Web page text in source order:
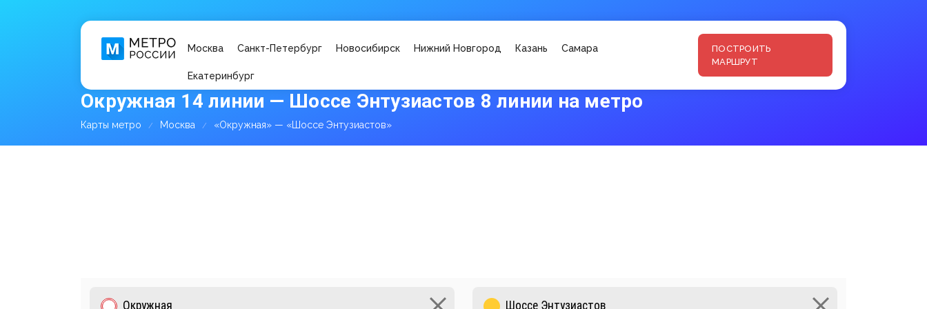
Москва Санкт-Петербург Новосибирск Нижний Новгород Казань Самара
Екатеринбург
ПОСТРОИТЬ
МАРШРУТ
Окружная 14 линии — Шоссе Энтузиастов 8 линии на метро
Карты метро Москва «Окружная» — «Шоссе Энтузиастов»